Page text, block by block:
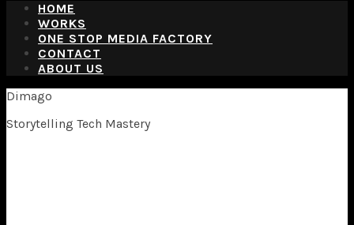
HOME
WORKS
ONE STOP MEDIA FACTORY
CONTACT
ABOUT US
Dimago
Storytelling Tech Mastery